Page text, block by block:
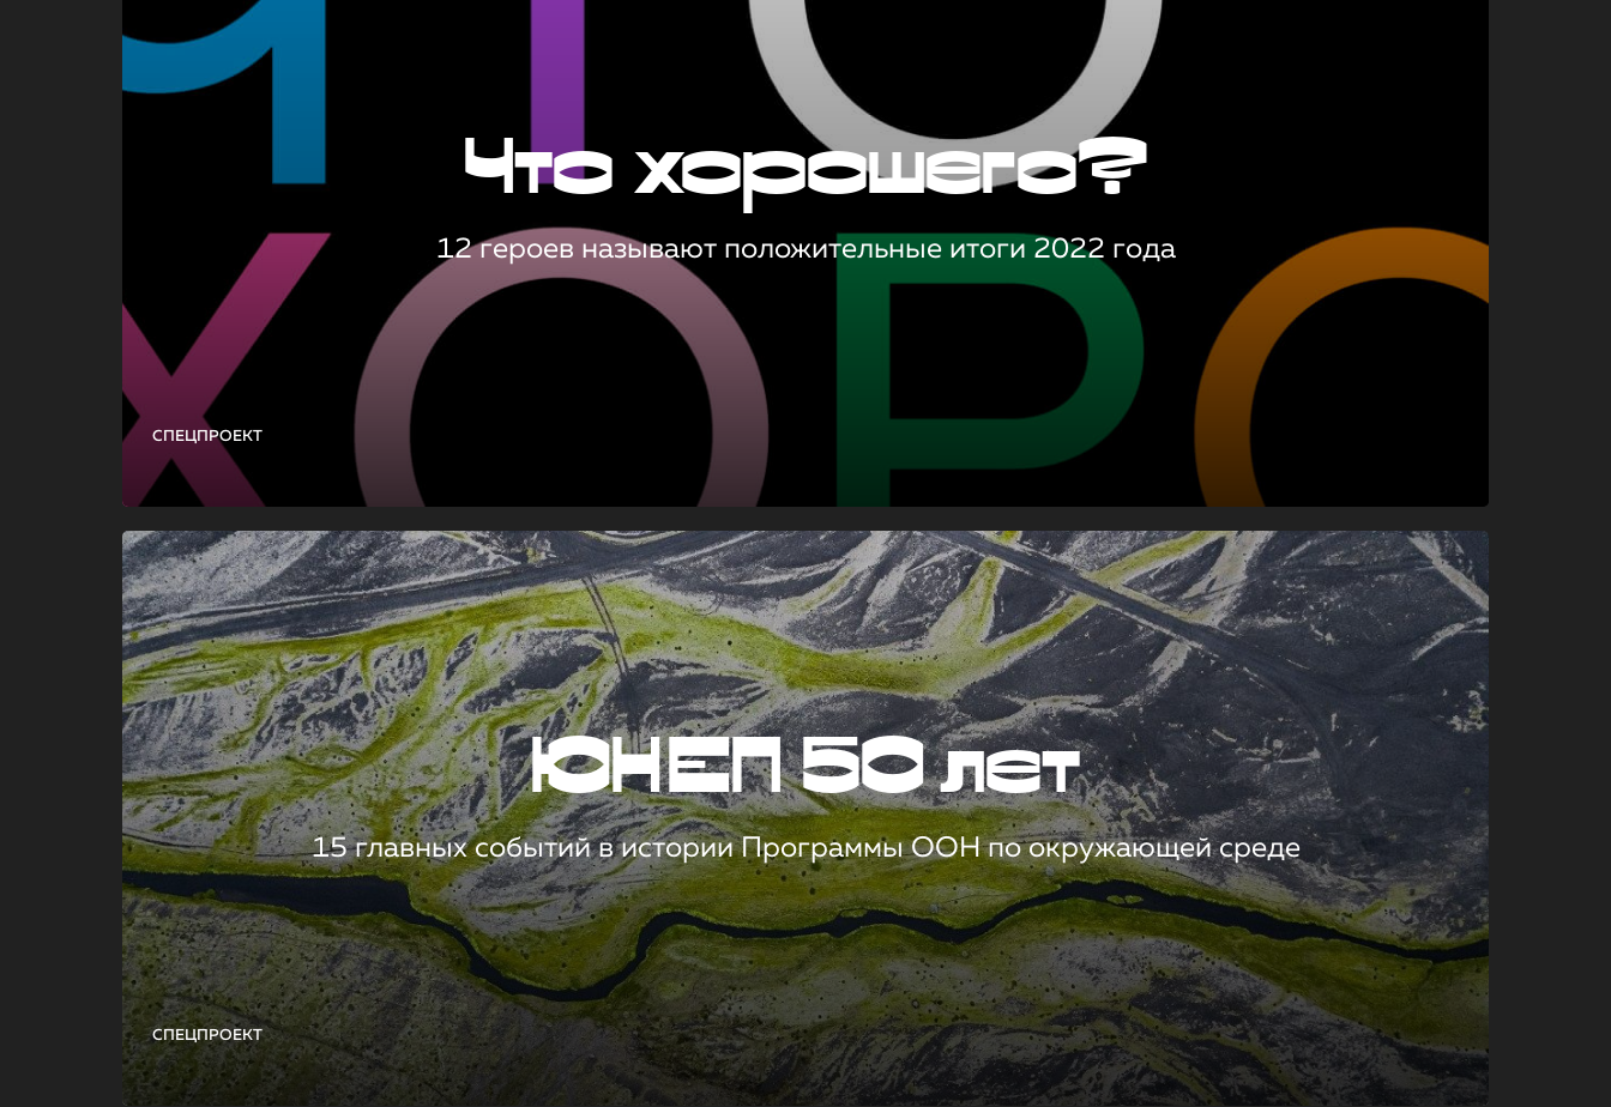
СПЕЦПРОЕКТ
Что хорошего?
12 героев называют положительные итоги 2022 года
СПЕЦПРОЕКТ
ЮНЕП 50 лет
15 главных событий в истории Программы ООН по окружающей среде